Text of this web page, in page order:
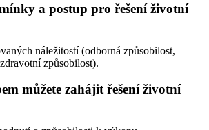
a postup pro řešení životní
náležitostí (odborná způsobilost,
způsobilost).
můžete zahájit řešení životní